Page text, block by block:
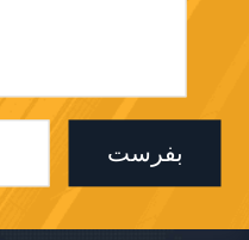
بفرست